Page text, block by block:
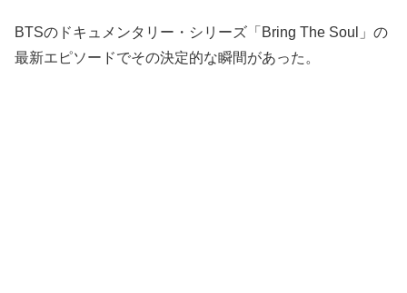
BTSのドキュメンタリー・シリーズ「Bring The Soul」の
最新エピソードでその決定的な瞬間があった。